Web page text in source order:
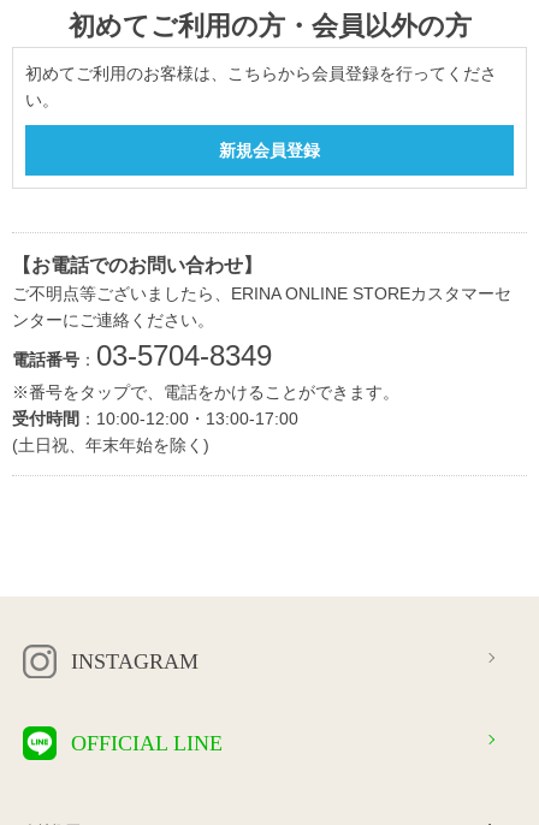
初めてご利用の方・会員以外の方
初めてご利用のお客様は、こちらから会員登録を行ってくださ
い。
【お電話でのお問い合わせ】
ご不明点等ございましたら、ERINA ONLINE STOREカスタマーセ
ンターにご連絡ください。
電話番号 ： 03-5704-8349
※番号をタップで、電話をかけることができます。
受付時間 ：10:00-12:00・13:00-17:00
(土日祝、年末年始を除く)
INSTAGRAM
OFFICIAL LINE